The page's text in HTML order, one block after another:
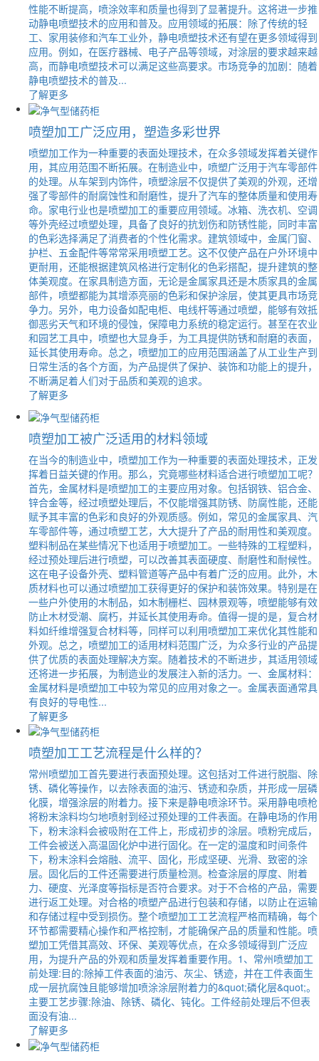
性能不断提高，喷涂效率和质量也得到了显著提升。这将进一步推
动静电喷塑技术的应用和普及。应用领域的拓展：除了传统的轻
工、家用装修和汽车工业外，静电喷塑技术还有望在更多领域得到
应用。例如，在医疗器械、电子产品等领域，对涂层的要求越来越
高，而静电喷塑技术可以满足这些高要求。市场竞争的加剧：随着
静电喷塑技术的普及...
了解更多
喷塑加工广泛应用，塑造多彩世界
喷塑加工作为一种重要的表面处理技术，在众多领域发挥着关键作
用，其应用范围不断拓展。在制造业中，喷塑广泛用于汽车零部件
的处理。从车架到内饰件，喷塑涂层不仅提供了美观的外观，还增
强了零部件的耐腐蚀性和耐磨性，提升了汽车的整体质量和使用寿
命。家电行业也是喷塑加工的重要应用领域。冰箱、洗衣机、空调
等外壳经过喷塑处理，具备了良好的抗划伤和防锈性能，同时丰富
的色彩选择满足了消费者的个性化需求。建筑领域中，金属门窗、
护栏、五金配件等常常采用喷塑工艺。这不仅使产品在户外环境中
更耐用，还能根据建筑风格进行定制化的色彩搭配，提升建筑的整
体美观度。在家具制造方面，无论是金属家具还是木质家具的金属
部件，喷塑都能为其增添亮丽的色彩和保护涂层，使其更具市场竞
争力。另外，电力设备如配电柜、电线杆等通过喷塑，能够有效抵
御恶劣天气和环境的侵蚀，保障电力系统的稳定运行。甚至在农业
和园艺工具中，喷塑也大显身手，为工具提供防锈和耐磨的表面，
延长其使用寿命。总之，喷塑加工的应用范围涵盖了从工业生产到
日常生活的各个方面，为产品提供了保护、装饰和功能上的提升，
不断满足着人们对于品质和美观的追求。
了解更多
喷塑加工被广泛适用的材料领域
在当今的制造业中，喷塑加工作为一种重要的表面处理技术，正发
挥着日益关键的作用。那么，究竟哪些材料适合进行喷塑加工呢？
首先，金属材料是喷塑加工的主要应用对象。包括钢铁、铝合金、
锌合金等，经过喷塑处理后，不仅能增强其防锈、防腐性能，还能
赋予其丰富的色彩和良好的外观质感。例如，常见的金属家具、汽
车零部件等，通过喷塑工艺，大大提升了产品的耐用性和美观度。
塑料制品在某些情况下也适用于喷塑加工。一些特殊的工程塑料，
经过预处理后进行喷塑，可以改善其表面硬度、耐磨性和耐候性。
这在电子设备外壳、塑料管道等产品中有着广泛的应用。此外，木
质材料也可以通过喷塑加工获得更好的保护和装饰效果。特别是在
一些户外使用的木制品，如木制栅栏、园林景观等，喷塑能够有效
防止木材受潮、腐朽，并延长其使用寿命。值得一提的是，复合材
料如纤维增强复合材料等，同样可以利用喷塑加工来优化其性能和
外观。总之，喷塑加工的适用材料范围广泛，为众多行业的产品提
供了优质的表面处理解决方案。随着技术的不断进步，其适用领域
还将进一步拓展，为制造业的发展注入新的活力。一、金属材料：
金属材料是喷塑加工中较为常见的应用对象之一。金属表面通常具
有良好的导电性...
了解更多
喷塑加工工艺流程是什么样的？
常州喷塑加工首先要进行表面预处理。这包括对工件进行脱脂、除
锈、磷化等操作，以去除表面的油污、锈迹和杂质，并形成一层磷
化膜，增强涂层的附着力。接下来是静电喷涂环节。采用静电喷枪
将粉末涂料均匀地喷射到经过预处理的工件表面。在静电场的作用
下，粉末涂料会被吸附在工件上，形成初步的涂层。喷粉完成后，
工件会被送入高温固化炉中进行固化。在一定的温度和时间条件
下，粉末涂料会熔融、流平、固化，形成坚硬、光滑、致密的涂
层。固化后的工件还需要进行质量检测。检查涂层的厚度、附着
力、硬度、光泽度等指标是否符合要求。对于不合格的产品，需要
进行返工处理。对合格的喷塑产品进行包装和存储，以防止在运输
和存储过程中受到损伤。整个喷塑加工工艺流程严格而精确，每个
环节都需要精心操作和严格控制，才能确保产品的质量和性能。喷
塑加工凭借其高效、环保、美观等优点，在众多领域得到广泛应
用，为提升产品的外观和质量发挥着重要作用。1、常州喷塑加工
前处理:目的:除掉工件表面的油污、灰尘、锈迹，并在工件表面生
成一层抗腐蚀且能够增加喷涂涂层附着力的&quot;磷化层&quot;。
主要工艺步骤:除油、除锈、磷化、钝化。工件经前处理后不但表
面没有油...
了解更多